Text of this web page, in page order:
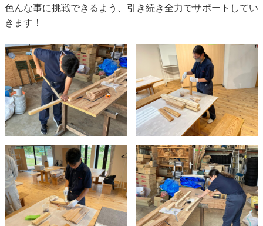
色んな事に挑戦できるよう、引き続き全力でサポートしてい
きます！